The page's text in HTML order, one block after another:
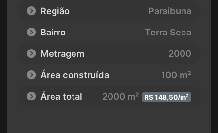
Região
Paraibuna
Bairro
Terra Seca
Metragem
2000
Área construída
100 m²
Área total
2000 m² R$ 148,50/m²